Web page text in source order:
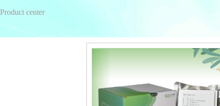
Product center